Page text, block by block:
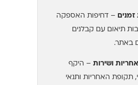
זמנים – דחיפות האספקה
תיאום עם קבלנים
באתר.
ושירות – היקף
תקופת האחריות ותנאי